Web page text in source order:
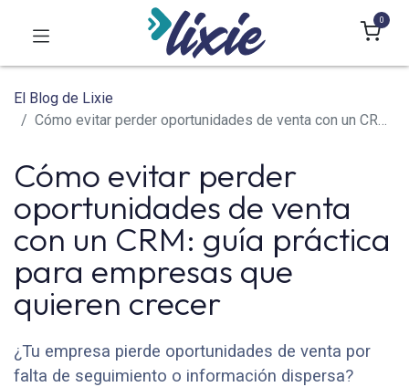
0
El Blog de Lixie
Cómo evitar perder oportunidades de venta con un CRM: guía práctica para empresas que quieren crecer
Cómo evitar perder
oportunidades de venta
con un CRM: guía práctica
para empresas que
quieren crecer
¿Tu empresa pierde oportunidades de venta por
falta de seguimiento o información dispersa?